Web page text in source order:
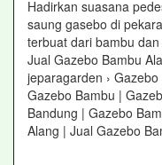
Hadirkan suasana
saung gasebo di
terbuat dari bambu
Jual Gazebo Bambu
jeparagarden › Gazebo
Gazebo Bambu |
Bandung | Gazebo
Alang | Jual Gazebo